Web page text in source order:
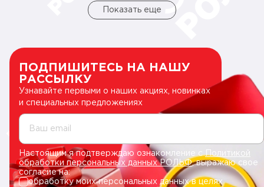
Показать еще
ПОДПИШИТЕСЬ НА НАШУ
РАССЫЛКУ
Узнавайте первыми о наших акциях, новинках
и специальных предложениях
Ваш email
Настоящим я подтверждаю ознакомление сПолитикой
обработки персональных данных РОЛЬФ, выражаю свое
согласие на:
обработку моих персональных данных в целях